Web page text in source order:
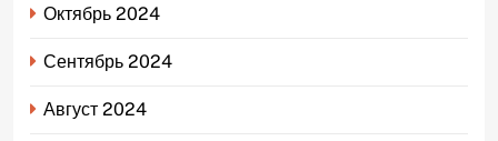
Октябрь 2024
Сентябрь 2024
Август 2024